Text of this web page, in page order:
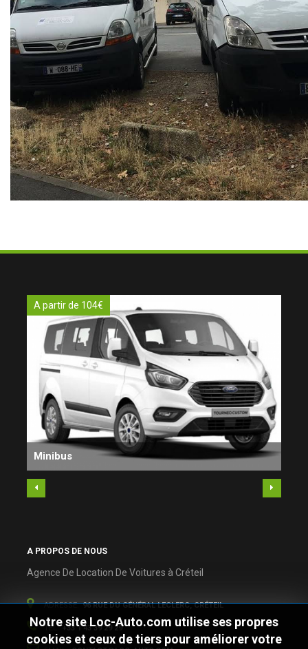
A partir de 104€
Minibus
A PROPOS DE NOUS
Agence De Location De Voitures à Créteil
ADRESSE: 96 RUE DU GÉNÉRAL LECLERC, CRÉTEIL
TEL: +33 1 43 39 29 29
Notre site Loc-Auto.com utilise ses propres
cookies et ceux de tiers pour améliorer votre